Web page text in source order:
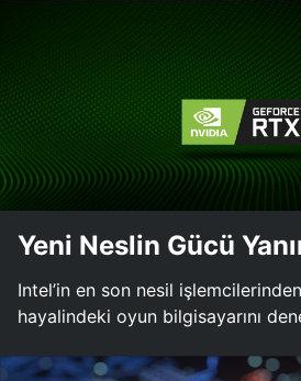
Yeni Neslin Gücü
Intel’in en son nesil
hayalindeki oyun bilgisayarını